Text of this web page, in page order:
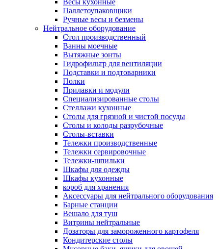
Весы кухонные
Паллетоупаковщики
Ручные весы и безмены
Нейтральное оборудование
Cтол производственный
Ванны моечные
Вытяжные зонты
Гидрофильтр для вентиляции
Подставки и подтоварники
Полки
Прилавки и модули
Специализированные столы
Стеллажи кухонные
Столы для грязной и чистой посуды
Столы и колоды разрубочные
Столы-вставки
Тележки производственные
Тележки сервировочные
Тележки-шпильки
Шкафы для одежды
Шкафы кухонные
короб для хранения
Аксессуары для нейтрального оборудования
Барные станции
Вешало для туш
Витрины нейтральные
Дозаторы для замороженного картофеля
Кондитерские столы